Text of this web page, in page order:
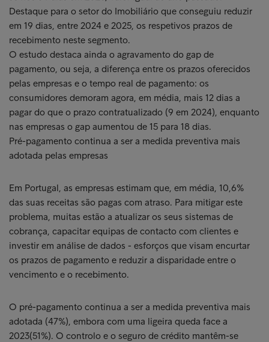
Destaque para o setor do Imobiliário que conseguiu reduzir
em 19 dias, entre 2024 e 2025, os respetivos prazos de
recebimento neste segmento.
O estudo destaca ainda o agravamento do gap de
pagamento, ou seja, a diferença entre os prazos oferecidos
pelas empresas e o tempo real de pagamento: os
consumidores demoram agora, em média, mais 12 dias a
pagar do que o prazo contratualizado (9 em 2024), enquanto
nas empresas o gap aumentou de 15 para 18 dias.
Pré-pagamento continua a ser a medida preventiva mais
adotada pelas empresas
Em Portugal, as empresas estimam que, em média, 10,6%
das suas receitas são pagas com atraso. Para mitigar este
problema, muitas estão a atualizar os seus sistemas de
cobrança, capacitar equipas de contacto com clientes e
investir em análise de dados - esforços que visam encurtar
os prazos de pagamento e reduzir a disparidade entre o
vencimento e o recebimento.
O pré-pagamento continua a ser a medida preventiva mais
adotada (47%), embora com uma ligeira queda face a
2023(51%). O controlo e o seguro de crédito mantêm-se